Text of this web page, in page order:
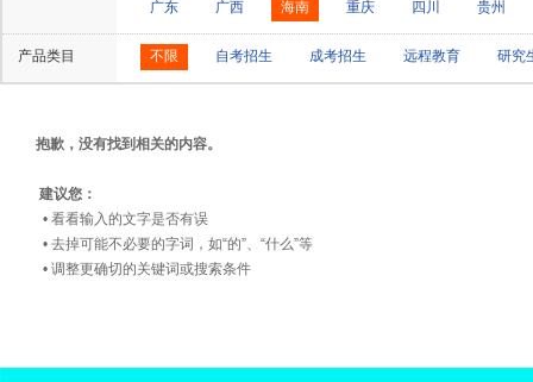
广东 广西 海南 重庆 四川 贵州
产品类目 不限 自考招生 成考招生 远程教育 研究
抱歉，没有找到相关的内容。
建议您：
• 看看输入的文字是否有误
• 去掉可能不必要的字词，如“的”、“什么”等
• 调整更确切的关键词或搜索条件